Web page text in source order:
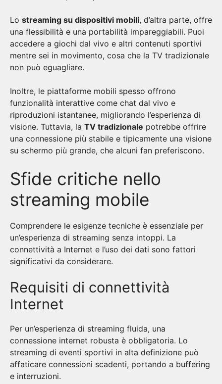
Lo streaming su dispositivi mobili, d’altra parte, offre
una flessibilità e una portabilità impareggiabili. Puoi
accedere a giochi dal vivo e altri contenuti sportivi
mentre sei in movimento, cosa che la TV tradizionale
non può eguagliare.
Inoltre, le piattaforme mobili spesso offrono
funzionalità interattive come chat dal vivo e
riproduzioni istantanee, migliorando l’esperienza di
visione. Tuttavia, la TV tradizionale potrebbe offrire
una connessione più stabile e tipicamente una visione
su schermo più grande, che alcuni fan preferiscono.
Sfide critiche nello
streaming mobile
Comprendere le esigenze tecniche è essenziale per
un’esperienza di streaming senza intoppi. La
connettività a Internet e l’uso dei dati sono fattori
significativi da considerare.
Requisiti di connettività
Internet
Per un’esperienza di streaming fluida, una
connessione internet robusta è obbligatoria. Lo
streaming di eventi sportivi in alta definizione può
affaticare connessioni scadenti, portando a buffering
e interruzioni.